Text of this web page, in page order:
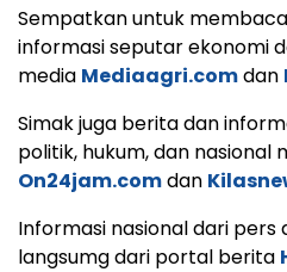
Sempatkan untuk
informasi seputar ekonomi
media Mediaagri.comdan
Simak juga berita dan
politik, hukum, dan nasional
On24jam.comdan
Informasi nasional dari
langsumg dari portal berita